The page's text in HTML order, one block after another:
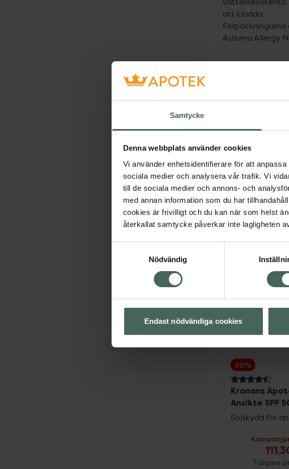
Samtycke
Denna webbplats använder cookies
Vi använder enhetsidentifierare för att
sociala medier och analysera vår trafik. Vi
till de sociala medier och annons- och
med annan information som du har
cookies är frivilligt och du kan när som helst
återkallat samtycke påverkar inte lagligheten
Nödvändig
Endast nödvändiga cookies
att kladda.
Asthma Allergy
Visar 10 produkter
30%
4.3 av 5 i
Kronans
Utan Sol
Brun utan sol
Tidigare
30%
4.5 av 5 i
Kronans
Ansikte SPF
Solskydd för
Tidigare